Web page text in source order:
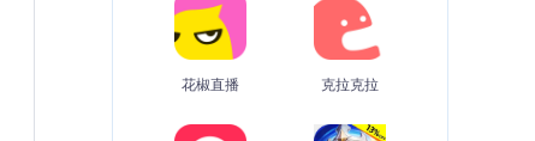
花椒直播 克拉克拉